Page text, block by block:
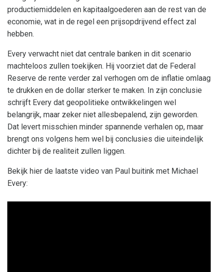
productiemiddelen en kapitaalgoederen aan de rest van de
economie, wat in de regel een prijsopdrijvend effect zal
hebben.
Every verwacht niet dat centrale banken in dit scenario
machteloos zullen toekijken. Hij voorziet dat de Federal
Reserve de rente verder zal verhogen om de inflatie omlaag
te drukken en de dollar sterker te maken. In zijn conclusie
schrijft Every dat geopolitieke ontwikkelingen wel
belangrijk, maar zeker niet allesbepalend, zijn geworden.
Dat levert misschien minder spannende verhalen op, maar
brengt ons volgens hem wel bij conclusies die uiteindelijk
dichter bij de realiteit zullen liggen.
Bekijk hier de laatste video van Paul buitink met Michael
Every: